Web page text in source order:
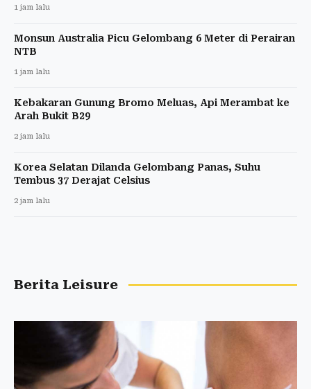
1 jam lalu
Monsun Australia Picu Gelombang 6 Meter di Perairan
NTB
1 jam lalu
Kebakaran Gunung Bromo Meluas, Api Merambat ke
Arah Bukit B29
2 jam lalu
Korea Selatan Dilanda Gelombang Panas, Suhu
Tembus 37 Derajat Celsius
2 jam lalu
Berita Leisure